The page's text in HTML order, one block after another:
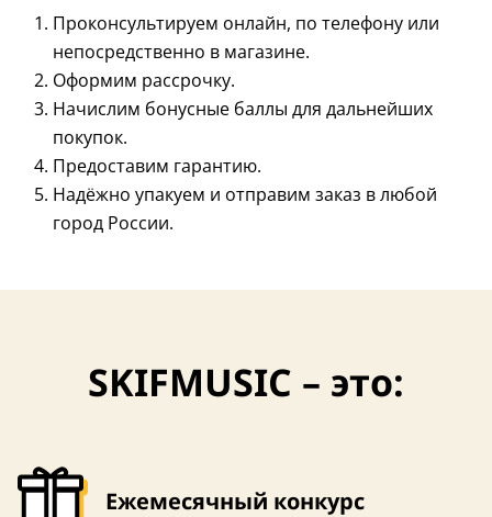
США
Проконсультируем онлайн, по телефону или
непосредственно в магазине.
Оформим рассрочку.
Начислим бонусные баллы для дальнейших
покупок.
Предоставим гарантию.
Надёжно упакуем и отправим заказ в любой
город России.
SKIFMUSIC – это:
Ежемесячный конкурс